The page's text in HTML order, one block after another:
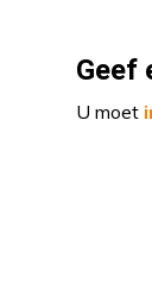
Geef
U moet